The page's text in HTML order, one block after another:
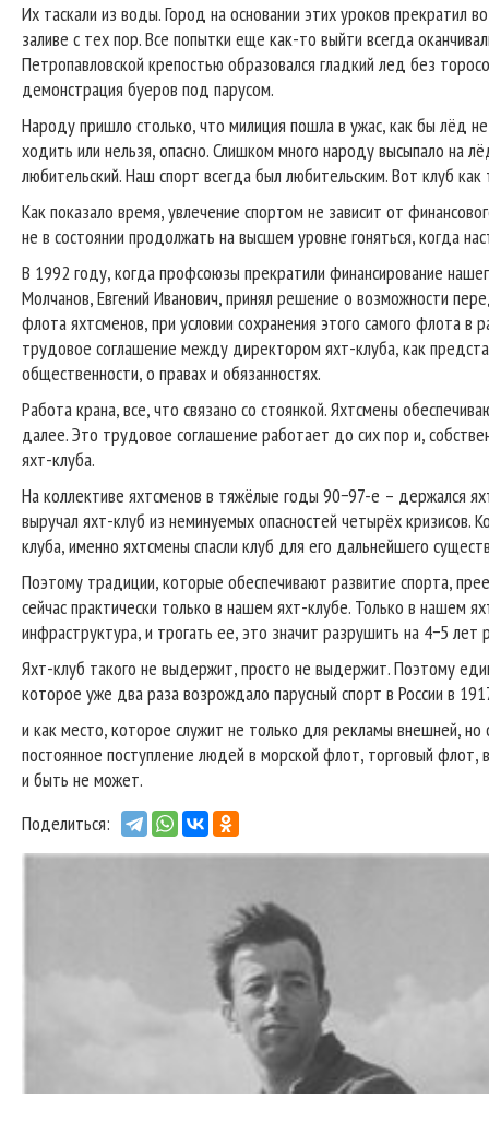
Их таскали из воды. Город на основании этих уроков
заливе с тех пор. Все попытки еще как-то выйти всегда
Петропавловской крепостью образовался гладкий лед без
демонстрация буеров под парусом.
Народу пришло столько, что милиция пошла в ужас, как бы лёд
ходить или нельзя, опасно. Слишком много народу высыпало на
любительский. Наш спорт всегда был любительским. Вот клуб
Как показало время, увлечение спортом не зависит от
не в состоянии продолжать на высшем уровне гоняться, когда
В 1992 году, когда профсоюзы прекратили финансирование
Молчанов, Евгений Иванович, принял решение о возможности
флота яхтсменов, при условии сохранения этого самого флота
трудовое соглашение между директором яхт-клуба, как
общественности, о правах и обязанностях.
Работа крана, все, что связано со стоянкой. Яхтсмены
далее. Это трудовое соглашение работает до сих пор и,
яхт-клуба.
На коллективе яхтсменов в тяжёлые годы 90−97-е – держался
выручал яхт-клуб из неминуемых опасностей четырёх кризисов.
клуба, именно яхтсмены спасли клуб для его дальнейшего
Поэтому традиции, которые обеспечивают развитие спорта,
сейчас практически только в нашем яхт-клубе. Только в нашем
инфраструктура, и трогать ее, это значит разрушить на 4−5 лет
Яхт-клуб такого не выдержит, просто не выдержит. Поэтому
которое уже два раза возрождало парусный спорт в России в
и как место, которое служит не только для рекламы внешней,
постоянное поступление людей в морской флот, торговый
и быть не может.
Поделиться: